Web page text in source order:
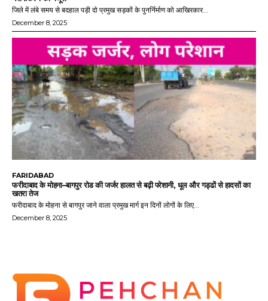
जिले में लंबे समय से बदहाल पड़ी दो प्रमुख सड़कों के पुनर्निर्माण को आखिरकार...
December 8, 2025
FARIDABAD
फरीदाबाद के मोहना–बागपुर रोड की जर्जर हालत से बढ़ी परेशानी, धूल और गड्ढों से हादसों का
खतरा तेज
फरीदाबाद के मोहना से बागपुर जाने वाला प्रमुख मार्ग इन दिनों लोगों के लिए...
December 8, 2025